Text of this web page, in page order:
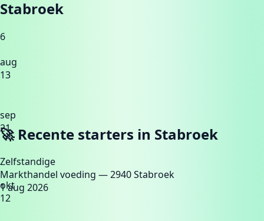
Stabroek
6
aug
13
sep
21
okt
12
🚀 Recente starters in Stabroek
Zelfstandige
Markthandel voeding — 2940 Stabroek
1 aug 2026